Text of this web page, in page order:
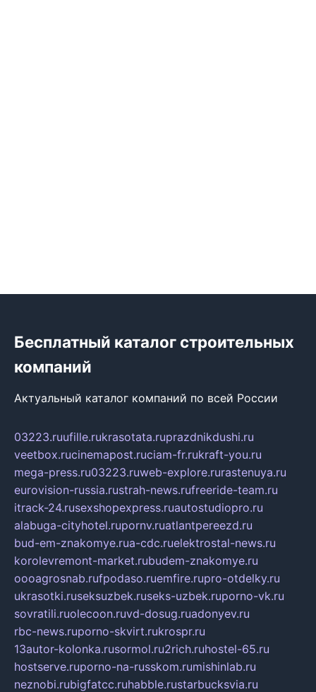
Бесплатный каталог строительных
компаний
Актуальный каталог компаний по всей России
03223.ruufille.rukrasotata.ruprazdnikdushi.ru
veetbox.rucinemapost.ruciam-fr.rukraft-you.ru
mega-press.ru03223.ruweb-explore.rurastenuya.ru
eurovision-russia.rustrah-news.rufreeride-team.ru
itrack-24.rusexshopexpress.ruautostudiopro.ru
alabuga-cityhotel.rupornv.ruatlantpereezd.ru
bud-em-znakomye.rua-cdc.ruelektrostal-news.ru
korolevremont-market.rubudem-znakomye.ru
oooagrosnab.rufpodaso.ruemfire.rupro-otdelky.ru
ukrasotki.ruseksuzbek.ruseks-uzbek.ruporno-vk.ru
sovratili.ruolecoon.ruvd-dosug.ruadonyev.ru
rbc-news.ruporno-skvirt.rukrospr.ru
13autor-kolonka.rusormol.ru2rich.ruhostel-65.ru
hostserve.ruporno-na-russkom.rumishinlab.ru
neznobi.rubigfatcc.ruhabble.rustarbucksvia.ru